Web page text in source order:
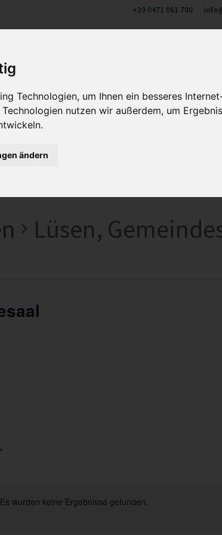
Technologien, um Ihnen ein besseres
nutzen wir außerdem, um
ändern
+39 0471 061 700
Es wurden keine Ergebnisse gefunden.
Lüsen,